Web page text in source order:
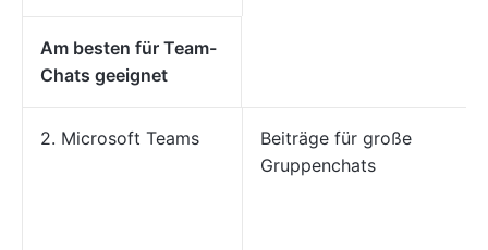
Am besten für Team-
Chats geeignet
2. Microsoft Teams
Beiträge für große
Gruppenchats